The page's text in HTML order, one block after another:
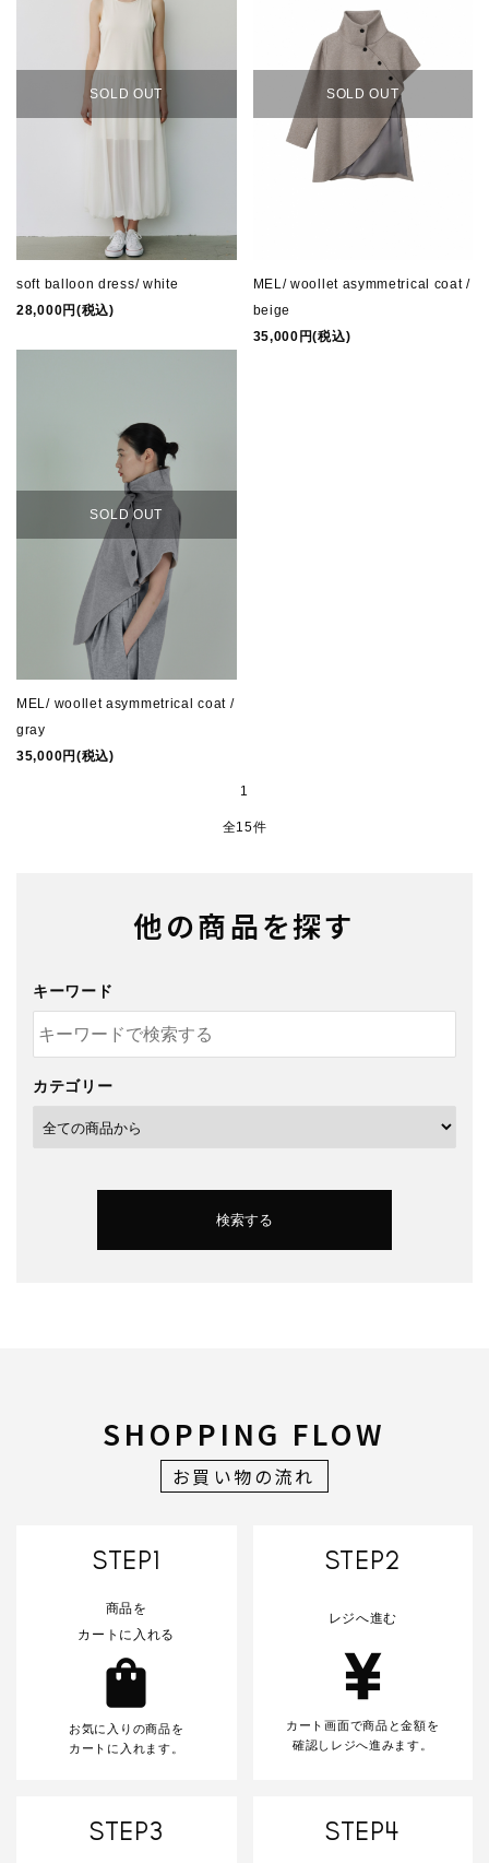
SOLD OUT
soft balloon dress/ white
28,000円(税込)
SOLD OUT
MEL/ woollet asymmetrical coat /
beige
35,000円(税込)
SOLD OUT
MEL/ woollet asymmetrical coat /
gray
35,000円(税込)
1
全15件
他の商品を探す
キーワード
カテゴリー
検索する
SHOPPING FLOW
お買い物の流れ
STEP1
商品を
カートに入れる
お気に入りの商品を
カートに入れます。
STEP2
レジへ進む
カート画面で商品と金額を
確認しレジへ進みます。
STEP3 STEP4